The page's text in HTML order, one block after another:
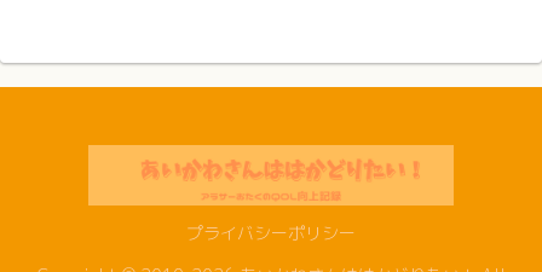
プライバシーポリシー